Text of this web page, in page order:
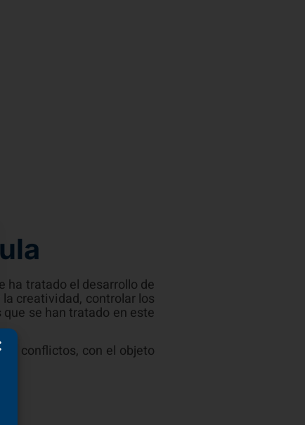
ha tratado el desarrollo de
creatividad, controlar los
se han tratado en este
conflictos, con el objeto